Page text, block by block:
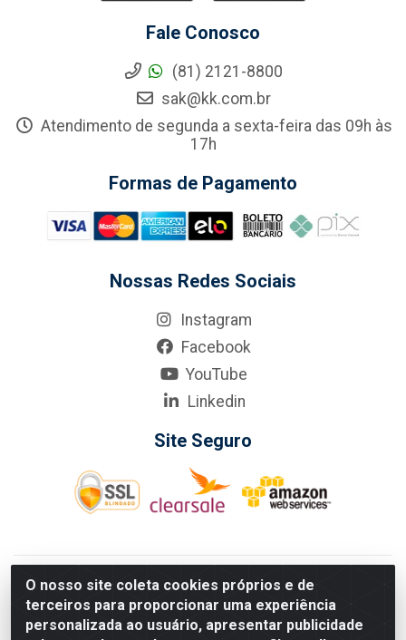
O nosso site coleta cookies próprios e de
terceiros para proporcionar uma experiência
personalizada ao usuário, apresentar publicidade
Fale Conosco
(81) 2121-8800
sak@kk.com.br
Atendimento de segunda a sexta-feira das 09h às
17h
Formas de Pagamento
Nossas Redes Sociais
Instagram
Facebook
YouTube
Linkedin
Site Seguro
KarneKeijo Logistica Integrada LTDA - Rod. Br-101 Sul, nº3700
- Barro, Recife/PE, 50900-400 CNPJ: 24.150.377/0001-95
Estados atendidos pela KarneKeijo: PE, PB e RN.